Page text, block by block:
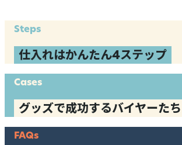
Steps
仕入れはかんたん4ステップ
Cases
グッズで成功するバイヤーたち
FAQs